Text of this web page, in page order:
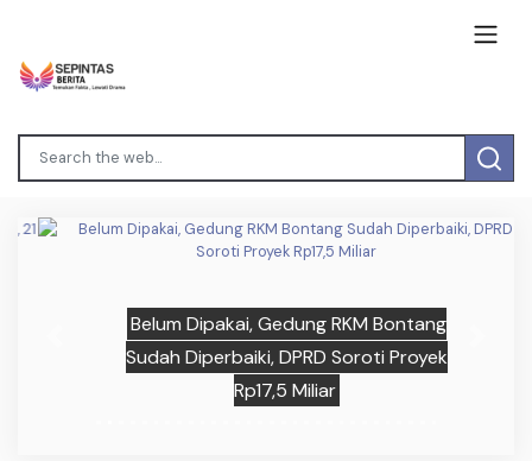
Belum Dipakai, Gedung RKM Bontang
Sudah Diperbaiki, DPRD Soroti Proyek
Rp17,5 Miliar